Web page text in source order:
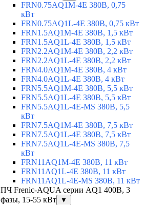
FRN0.75AQ1M-4E 380В, 0,75
кВт
FRN0.75AQ1L-4E 380В, 0,75 кВт
FRN1.5AQ1M-4E 380В, 1,5 кВт
FRN1.5AQ1L-4E 380В, 1,5 кВт
FRN2.2AQ1M-4E 380В, 2,2 кВт
FRN2.2AQ1L-4E 380В, 2,2 кВт
FRN4.0AQ1M-4E 380В, 4 кВт
FRN4.0AQ1L-4E 380В, 4 кВт
FRN5.5AQ1M-4E 380В, 5,5 кВт
FRN5.5AQ1L-4E 380В, 5,5 кВт
FRN5.5AQ1L-4E-MS 380В, 5,5
кВт
FRN7.5AQ1M-4E 380В, 7,5 кВт
FRN7.5AQ1L-4E 380В, 7,5 кВт
FRN7.5AQ1L-4E-MS 380В, 7,5
кВт
FRN11AQ1M-4E 380В, 11 кВт
FRN11AQ1L-4E 380В, 11 кВт
FRN11AQ1L-4E-MS 380В, 11 кВт
ПЧ Frenic-AQUA серии AQ1 400В, 3
фазы, 15-55 кВт
▼